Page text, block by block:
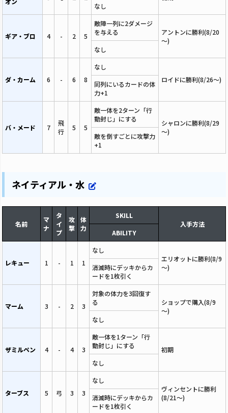
なし
ギア・ブロ 4 - 2 5
敵陣一列に2ダメージ
を与える
アントンに勝利(8/20
～)
なし
ダ・カーム 6 - 6 8
なし
ロイドに勝利(8/26～)
同列にいるカードの体
力+1
バ・メード 7
飛
行
5 5
敵一体を2ターン「行
動封じ」にする
シャロンに勝利(8/29
～)
敵を倒すごとに攻撃力
+1
ネイティアル・水
名前
マ
ナ
タ
イ
プ
攻
撃
体
力
SKILL
入手方法
ABILITY
レキュー 1 - 1 1
なし
エリオットに勝利(8/9
～)
消滅時にデッキからカ
ードを1枚引く
マーム 3 - 2 3
対象の体力を3回復す
る
ショップで購入(8/9
～)
なし
ザミルペン 4 - 4 3
敵一体を1ターン「行
動封じ」にする
初期
なし
ターブス 5 弓 3 3
なし
ヴィンセントに勝利
(8/21～)
消滅時にデッキからカ
ードを1枚引く